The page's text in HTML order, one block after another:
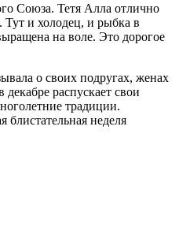
Союза. Тетя Алла отлично
и холодец, и рыбка в
на воле. Это дорогое
о своих подругах, женах
распускает свои
традиции.
неделя